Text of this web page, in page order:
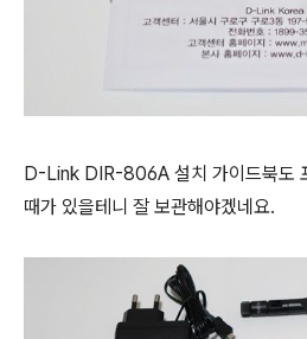
D-Link DIR-806A 설치 가이드북도
때가 있을테니 잘 보관해야겠네요.